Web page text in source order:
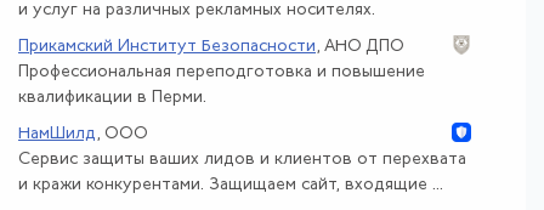
и услуг на различных рекламных носителях.
Прикамский Институт Безопасности , АНО ДПО
Профессиональная переподготовка и повышение
квалификации в Перми.
НамШилд , ООО
Сервис защиты ваших лидов и клиентов от перехвата
и кражи конкурентами. Защищаем сайт, входящие ...